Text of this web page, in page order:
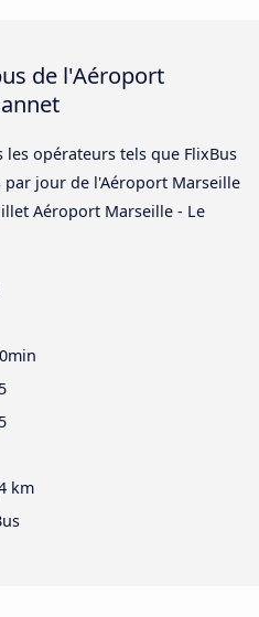
de l'Aéroport
opérateurs tels que FlixBus
jour de l'Aéroport Marseille
Aéroport Marseille - Le
km